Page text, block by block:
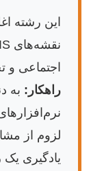
این رشته
اجتماعی و
راهکار: به
لزوم از
یادگیری یک